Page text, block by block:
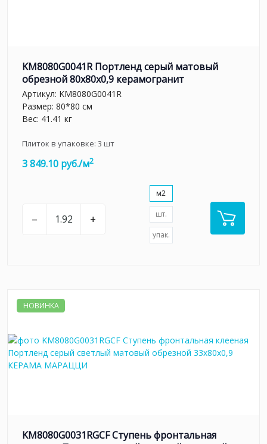
KM8080G0041R Портленд серый матовый
обрезной 80x80x0,9 керамогранит
Артикул: KM8080G0041R
Размер: 80*80 см
Вес: 41.41 кг
Плиток в упаковке: 3 шт
3 849.10 руб./м2
– +
м2
шт.
упак.
НОВИНКА
KM8080G0031RGCF Ступень фронтальная